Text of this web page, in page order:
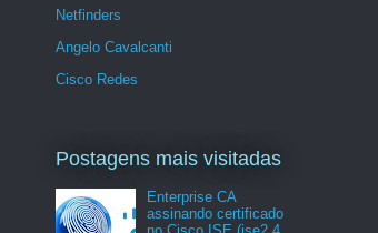
Netfinders
Angelo Cavalcanti
Cisco Redes
Postagens mais visitadas
Enterprise CA
assinando certificado